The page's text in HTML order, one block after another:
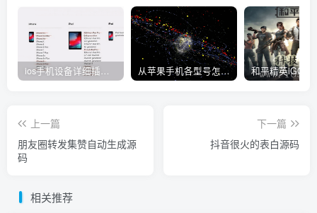
ios手机设备详细插件平刷教程 从苹果手机各型号怎么越狱到怎么开科技完整教程
上一篇
朋友圈转发集赞自动生成源
码
下一篇
抖音很火的表白源码
相关推荐